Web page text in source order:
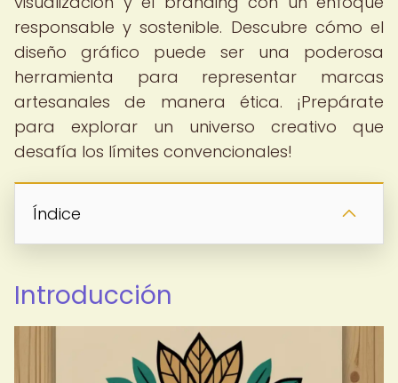
responsable y sostenible. Descubre cómo el
diseño gráfico puede ser una poderosa
herramienta para representar marcas
artesanales de manera ética. ¡Prepárate
para explorar un universo creativo que
desafía los límites convencionales!
Índice
Introducción